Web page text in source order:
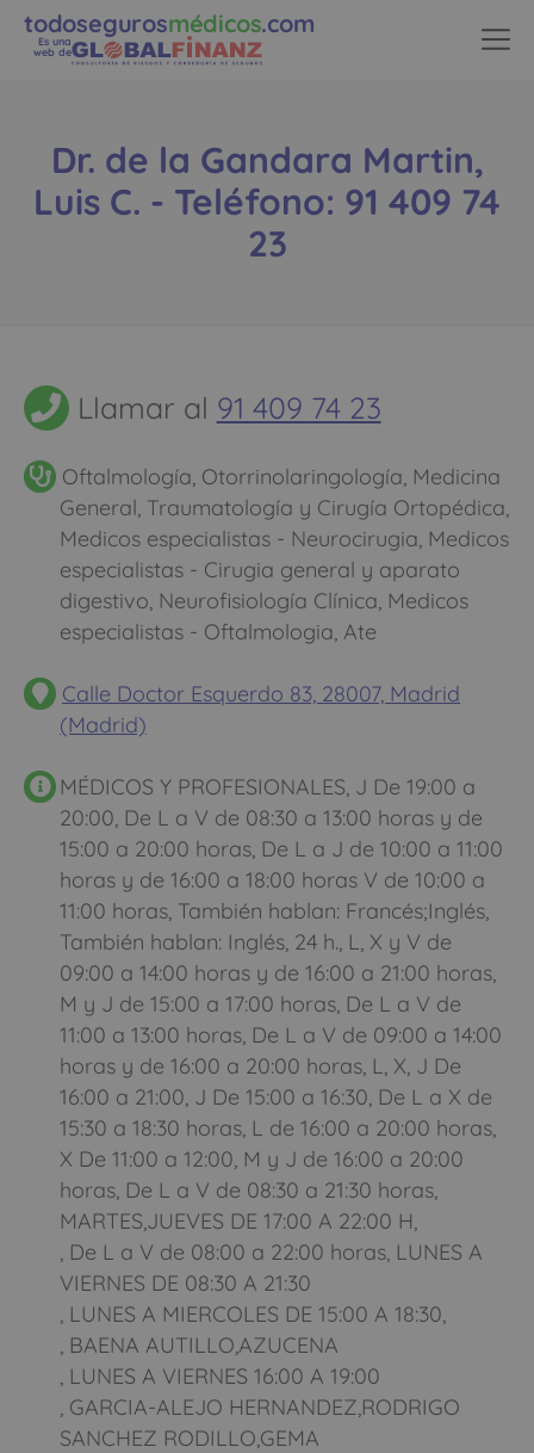
todosegurosmédicos.com
Es una
web de
Dr. de la Gandara Martin,
Luis C. - Teléfono: 91 409 74
23
Llamar al 91 409 74 23
Oftalmología, Otorrinolaringología, Medicina
General, Traumatología y Cirugía Ortopédica,
Medicos especialistas - Neurocirugia, Medicos
especialistas - Cirugia general y aparato
digestivo, Neurofisiología Clínica, Medicos
especialistas - Oftalmologia, Ate
Calle Doctor Esquerdo 83, 28007, Madrid
(Madrid)
MÉDICOS Y PROFESIONALES, J De 19:00 a
20:00, De L a V de 08:30 a 13:00 horas y de
15:00 a 20:00 horas, De L a J de 10:00 a 11:00
horas y de 16:00 a 18:00 horas V de 10:00 a
11:00 horas, También hablan: Francés;Inglés,
También hablan: Inglés, 24 h., L, X y V de
09:00 a 14:00 horas y de 16:00 a 21:00 horas,
M y J de 15:00 a 17:00 horas, De L a V de
11:00 a 13:00 horas, De L a V de 09:00 a 14:00
horas y de 16:00 a 20:00 horas, L, X, J De
16:00 a 21:00, J De 15:00 a 16:30, De L a X de
15:30 a 18:30 horas, L de 16:00 a 20:00 horas,
X De 11:00 a 12:00, M y J de 16:00 a 20:00
horas, De L a V de 08:30 a 21:30 horas,
MARTES,JUEVES DE 17:00 A 22:00 H,
, De L a V de 08:00 a 22:00 horas, LUNES A
VIERNES DE 08:30 A 21:30
, LUNES A MIERCOLES DE 15:00 A 18:30,
, BAENA AUTILLO,AZUCENA
, LUNES A VIERNES 16:00 A 19:00
, GARCIA-ALEJO HERNANDEZ,RODRIGO
SANCHEZ RODILLO,GEMA